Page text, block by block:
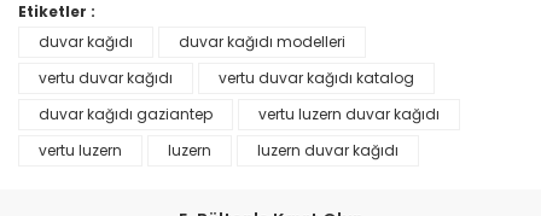
Etiketler :
duvar kağıdı
duvar kağıdı modelleri
vertu duvar kağıdı
vertu duvar kağıdı katalog
duvar kağıdı gaziantep
vertu luzern duvar kağıdı
vertu luzern
luzern luzern duvar kağıdı